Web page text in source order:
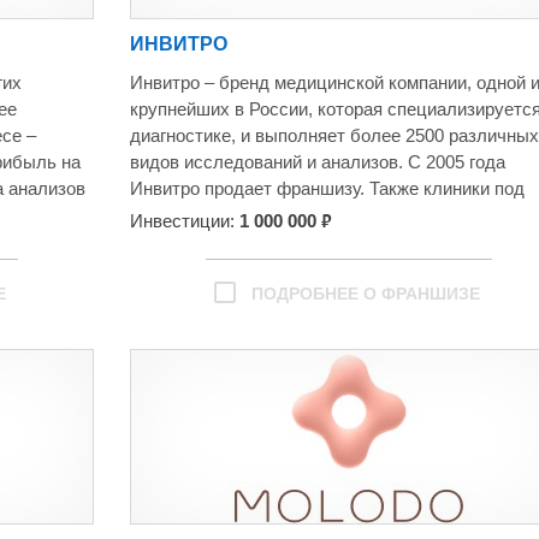
–
на
анализов
При
рынок
–
ИНВИТРО
Инвитро – бренд медицинской компании, одной
крупнейших в России, которая
диагностике, и выполняет более 2500 различных
видов исследований и анализов. С 2005 года
Инвитро продает франшизу. Также клиники под
этим брендом работают в Украине, Казахстане,
клиник и 8 региональных лабораторных
Работа клиник построена по сетевому
клинике производится взятие биоматериала,
который затем доставляется в региональный
лабораторный комплекс, где и выполняются
Инвестиции: 1 000 000 ₽
ПОДРОБНЕЕ О ФРАНШИЗЕ